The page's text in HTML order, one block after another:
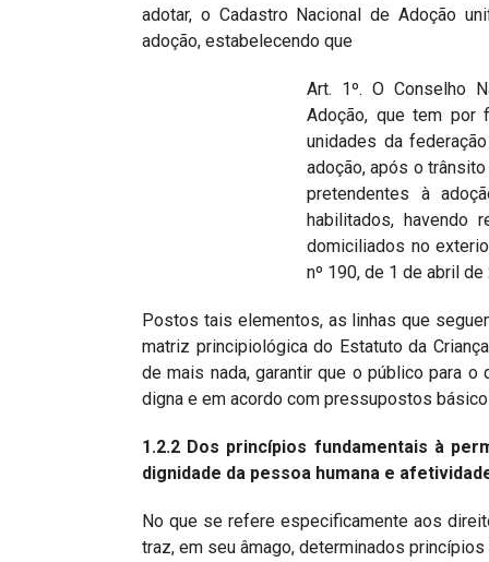
adotar, o Cadastro Nacional de Adoção
adoção, estabelecendo que
Art. 1º. O Conselho
Adoção, que tem por
unidades da
adoção, após o
pretendentes à
habilitados, havendo
domiciliados no
nº 190, de 1 de abril de
Postos tais elementos, as linhas que
matriz principiológica do Estatuto da
de mais nada, garantir que o público para
digna e em acordo com pressupostos
1.2.2 Dos princípios fundamentais à
dignidade da pessoa humana e
No que se refere especificamente aos
traz, em seu âmago, determinados